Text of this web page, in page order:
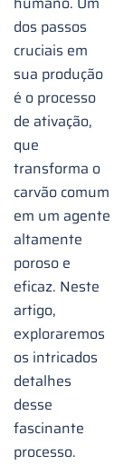
dos passos
cruciais em
sua produção
é o processo
de ativação,
que
transforma o
carvão comum
em um agente
altamente
poroso e
eficaz. Neste
artigo,
exploraremos
os intricados
detalhes
desse
fascinante
processo.